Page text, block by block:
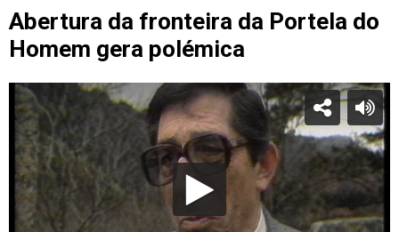
Abertura da fronteira da Portela do
Homem gera polémica